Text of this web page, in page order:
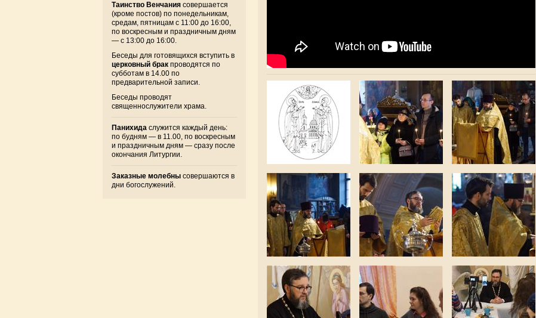
Таинство Венчания совершается
(кроме постов) по понедельникам,
средам, пятницам с 11:00 до 16:00,
по воскресным и праздничным дням
— с 13:00 до 16:00.
Беседы для готовящихся вступить в
церковный брак проводятся по
субботам в 14.00 по
предварительной записи.
Беседы проводят
священнослужители храма.
Панихида служится каждый день:
по будням — в 11.00, по воскресным
и праздничным дням — сразу после
окончания Литургии.
Заказные молебны совершаются в
дни богослужений.